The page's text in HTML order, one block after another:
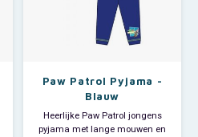
Paw Patrol Pyjama -
Blauw
Heerlijke Paw Patrol jongens
pyjama met lange mouwen en